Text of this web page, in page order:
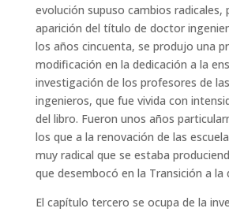
evolución supuso cambios radicales,
aparición del título de doctor
los años cincuenta, se produjo una
modificación en la dedicación a la
investigación de los profesores de
ingenieros, que fue vivida con
del libro. Fueron unos años
los que a la renovación de las
muy radical que se estaba
que desembocó en la Transición a la
El capítulo tercero se ocupa de la